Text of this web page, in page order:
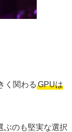
く関わる GPUは
ぶのも堅実な選択